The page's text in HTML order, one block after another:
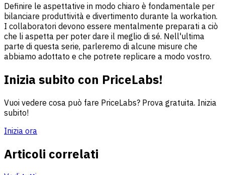
Definire le aspettative in modo chiaro è fondamentale per
bilanciare produttività e divertimento durante la workation.
I collaboratori devono essere mentalmente preparati a ciò
che li aspetta per poter dare il meglio di sé. Nell'ultima
parte di questa serie, parleremo di alcune misure che
abbiamo adottato e che potrete replicare a modo vostro.
Inizia subito con PriceLabs!
Vuoi vedere cosa può fare PriceLabs? Prova gratuita. Inizia
subito!
Inizia ora
Articoli correlati